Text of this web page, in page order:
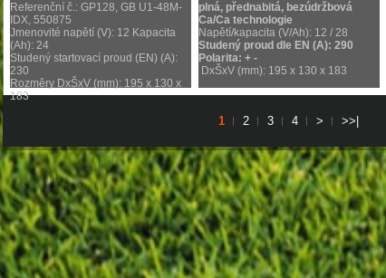
Referenční č.: GP128, GB U1-48M-
IDX, 550875
Jmenovité napětí (V): 12 Kapacita
(Ah): 24
Studený startovací proud (EN) (A):
230
Rozměry DxŠxV (mm): 195 x 130 x
183
plná, přednabitá, bezúdržbová
Ca/Ca technologie
Napětí/kapacita (V/Ah): 12 / 28
Studený proud dle EN (A): 290
Polarita: + -
DxŠxV (mm): 195 x 130 x 183
1 2 3 4 > >>|